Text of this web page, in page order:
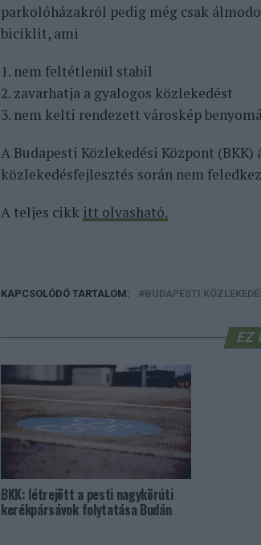
parkolóházakról pedig még csak
biciklit, ami
1. nem feltétlenül stabil
2. zavarhatja a gyalogos közlekedést
3. nem kelti rendezett városkép
A Budapesti Közlekedési Központ
közlekedésfejlesztés során nem
A teljes cikk itt olvasható.
KAPCSOLÓDÓ TARTALOM: BUDAPESTI
EZ
BKK: létrejött a pesti nagykörúti
kerékpársávok folytatása Budán